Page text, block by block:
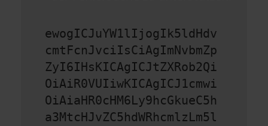
ewogICJuYW1lIjogIk5ldHdv
cmtFcnJvciIsCiAgImNvbmZp
ZyI6IHsKICAgICJtZXRob2Qi
OiAiR0VUIiwKICAgICJ1cmwi
OiAiaHR0cHM6Ly9hcGkueC5h
a3MtcHJvZC5hdWRhcmlzLm5l